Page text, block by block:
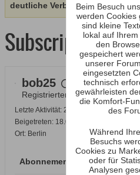
deutliche Verbesserung.
Subscription
bob25
Registrierter Benutzer
Letzte Aktivität: 27.02.2026, 17:44
Beigetreten: 18.03.2008
Ort: Berlin
Abonnements
Beim Besuch
werden Cookies
sind kleine
lokal auf
den
gespeichert
unserer
eingesetzten
technisch
gewährleisten
die Komfort-
des
Während
Besuchs
Cookies zu
oder für
Analysen